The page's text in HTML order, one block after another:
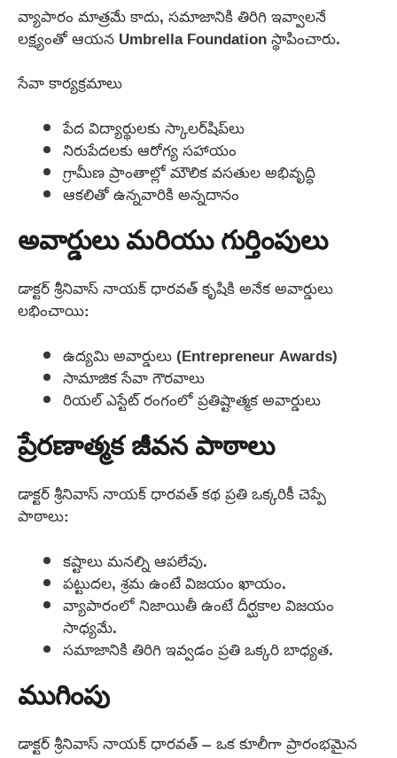
వ్యాపారం మాత్రమే కాదు, సమాజానికి తిరిగి ఇవ్వాలనే
లక్ష్యంతో ఆయన Umbrella Foundation స్థాపించారు.
సేవా కార్యక్రమాలు
పేద విద్యార్థులకు స్కాలర్‌షిప్‌లు
నిరుపేదలకు ఆరోగ్య సహాయం
గ్రామీణ ప్రాంతాల్లో మౌలిక వసతుల అభివృద్ధి
ఆకలితో ఉన్నవారికి అన్నదానం
అవార్డులు మరియు గుర్తింపులు
డాక్టర్ శ్రీనివాస్ నాయక్ ధారవత్ కృషికి అనేక అవార్డులు
లభించాయి:
ఉద్యమి అవార్డులు (Entrepreneur Awards)
సామాజిక సేవా గౌరవాలు
రియల్ ఎస్టేట్ రంగంలో ప్రతిష్టాత్మక అవార్డులు
ప్రేరణాత్మక జీవన పాఠాలు
డాక్టర్ శ్రీనివాస్ నాయక్ ధారవత్ కథ ప్రతి ఒక్కరికీ చెప్పే
పాఠాలు:
కష్టాలు మనల్ని ఆపలేవు.
పట్టుదల, శ్రమ ఉంటే విజయం ఖాయం.
వ్యాపారంలో నిజాయితీ ఉంటే దీర్ఘకాల విజయం
సాధ్యమే.
సమాజానికి తిరిగి ఇవ్వడం ప్రతి ఒక్కరి బాధ్యత.
ముగింపు
డాక్టర్ శ్రీనివాస్ నాయక్ ధారవత్ – ఒక కూలీగా ప్రారంభమైన